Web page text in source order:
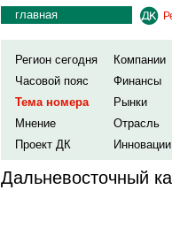
главная
Регион сегодня
Компании
Часовой пояс
Финансы
Тема номера
Рынки
Мнение
Отрасль
Проект ДК
Инновации
Дальневосточный